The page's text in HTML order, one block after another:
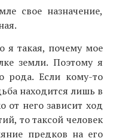
свое назначение,
я такая, почему мое
земли. Поэтому я
рода. Если кому-то
находится лишь в
от него зависит ход
то таксой человек
предков на его